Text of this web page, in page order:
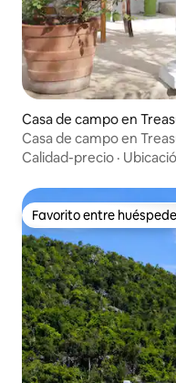
Casa de campo en
Casa de campo en
Calidad-precio ·
Favorito entre
Favorito entre